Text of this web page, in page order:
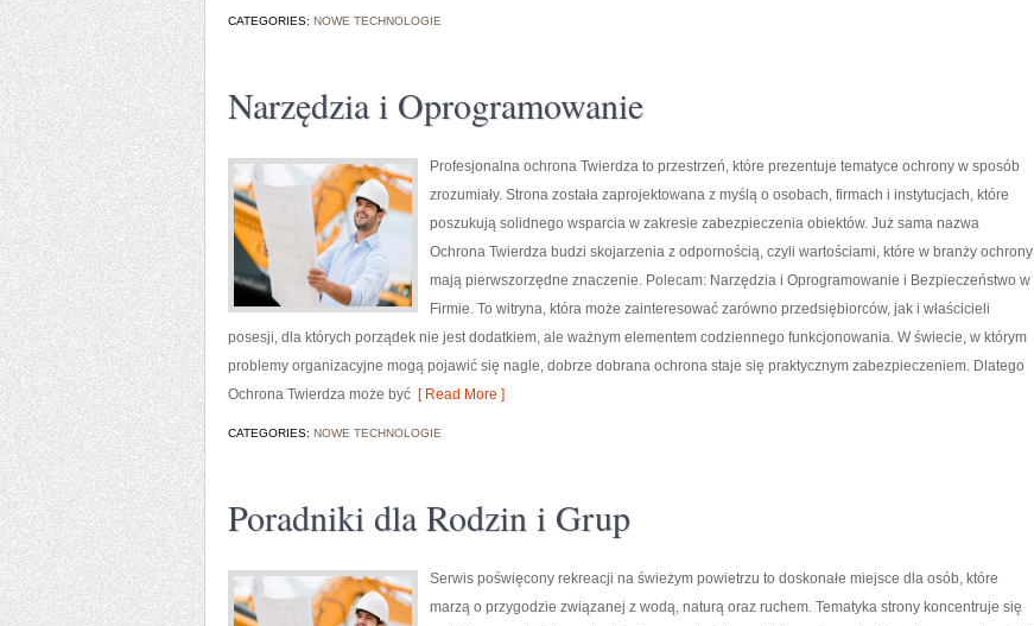
CATEGORIES: NOWE TECHNOLOGIE
Narzędzia i Oprogramowanie
Profesjonalna ochrona Twierdza to przestrzeń, które prezentuje tematyce ochrony w sposób
zrozumiały. Strona została zaprojektowana z myślą o osobach, firmach i instytucjach, które
poszukują solidnego wsparcia w zakresie zabezpieczenia obiektów. Już sama nazwa
Ochrona Twierdza budzi skojarzenia z odpornością, czyli wartościami, które w branży ochrony
mają pierwszorzędne znaczenie. Polecam: Narzędzia i Oprogramowanie i Bezpieczeństwo w
Firmie. To witryna, która może zainteresować zarówno przedsiębiorców, jak i właścicieli
posesji, dla których porządek nie jest dodatkiem, ale ważnym elementem codziennego funkcjonowania. W świecie, w którym
problemy organizacyjne mogą pojawić się nagle, dobrze dobrana ochrona staje się praktycznym zabezpieczeniem. Dlatego
Ochrona Twierdza może być [ Read More ]
CATEGORIES: NOWE TECHNOLOGIE
Poradniki dla Rodzin i Grup
Serwis poświęcony rekreacji na świeżym powietrzu to doskonałe miejsce dla osób, które
marzą o przygodzie związanej z wodą, naturą oraz ruchem. Tematyka strony koncentruje się